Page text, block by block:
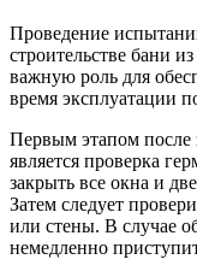
Проведение
строительстве бани
важную роль для
время эксплуатации
Первым этапом после
является проверка
закрыть все окна и
Затем следует
или стены. В случае
немедленно